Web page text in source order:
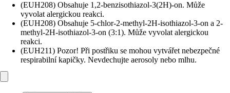
(EUH208) Obsahuje 1,2-benzisothiazol-3(2H)-on. Může
vyvolat alergickou reakci.
(EUH208) Obsahuje 5-chlor-2-methyl-2H-isothiazol-3-on a 2-
methyl-2H-isothiazol-3-on (3:1). Může vyvolat alergickou
reakci.
(EUH211) Pozor! Při postřiku se mohou vytvářet nebezpečné
respirabilní kapičky. Nevdechujte aerosoly nebo mlhu.